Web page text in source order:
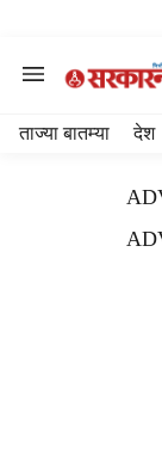
ताज्या बातम्या देश